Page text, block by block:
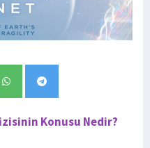
Konusu Nedir?